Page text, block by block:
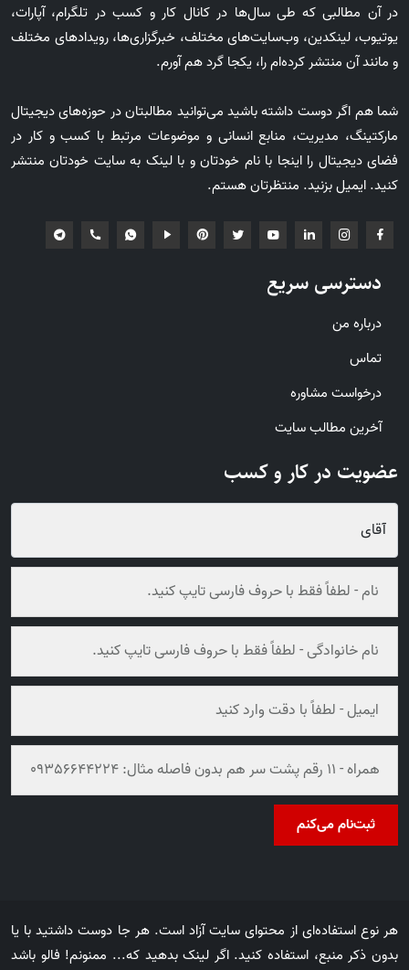
در آن مطالبی که طی سال‌ها در کانال کار و کسب در تلگرام، آپارات،
یوتیوب، لینکدین، وب‌سایت‌های مختلف، خبرگزاری‌ها، رویدادهای مختلف
و مانند آن منتشر کرده‌ام را، یکجا گرد هم آورم.
شما هم اگر دوست داشته باشید می‌توانید مطالبتان در حوزه‌های دیجیتال
مارکتینگ، مدیریت، منابع انسانی و موضوعات مرتبط با کسب و کار در
فضای دیجیتال را اینجا با نام خودتان و با لینک به سایت خودتان منتشر
کنید. ایمیل بزنید. منتظرتان هستم.
دسترسی سریع
درباره من
تماس
درخواست مشاوره
آخرین مطالب سایت
عضویت در کار و کسب
ثبت‌نام می‌کنم
هر نوع استفاده‌ای از محتوای سایت آزاد است. هر جا دوست داشتید با یا
بدون ذکر منبع، استفاده کنید. اگر لینک بدهید که... ممنونم! فالو باشد